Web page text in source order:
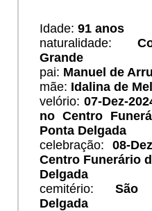
Idade: 91 anos
naturalidade:
Grande
pai: Manuel de
mãe: Idalina de
velório: 07-Dez-
no Centro
Ponta Delgada
celebração: 08-
Centro Funerário
Delgada
cemitério: São
Delgada